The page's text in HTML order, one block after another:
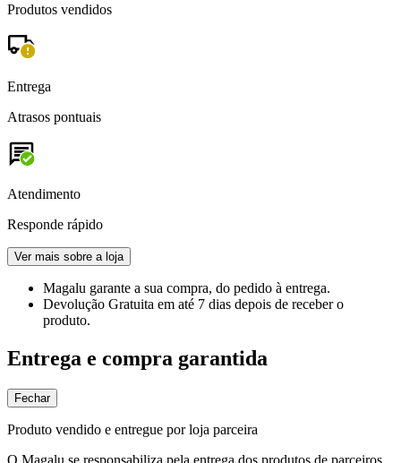
Produtos vendidos
Entrega
Atrasos pontuais
Atendimento
Responde rápido
Ver mais sobre a loja
Magalu garante a sua compra, do pedido à entrega.
Devolução Gratuita em até 7 dias depois de receber o
produto.
Entrega e compra garantida
Fechar
Produto vendido e entregue por loja parceira
O Magalu se responsabiliza pela entrega dos produtos de parceiros